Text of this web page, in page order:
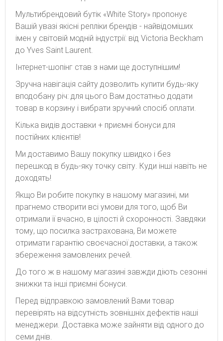
Мультибрендовий бутік «White Story» пропонує
Вашій увазі якісні репліки брендів - найвідоміших
імен у світовій модній індустрії: від Victoria Beckham
до Yves Saint Laurent.
Інтернет-шопінг став з нами ще доступнішим!
Зручна навігація сайту дозволить купити будь-яку
вподобану річ: для цього Вам достатньо додати
товар в корзину і вибрати зручний спосіб оплати.
Кілька видів доставки + приємні бонуси для
постійних клієнтів!
Ми доставимо Вашу покупку швидко і без
перешкод в будь-яку точку світу. Куди інші навіть не
доходять!
Якщо Ви робите покупку в нашому магазині, ми
прагнемо створити всі умови для того, щоб Ви
отримали її вчасно, в цілості й схоронності. Завдяки
тому, що посилка застрахована, Ви можете
отримати гарантію своєчасної доставки, а також
збереження замовлених речей.
До того ж в нашому магазині завжди діють сезонні
знижки та інші приємні бонуси.
Перед відправкою замовлений Вами товар
перевірять на відсутність зовнішніх дефектів наші
менеджери. Доставка може зайняти від одного до
семи днів.